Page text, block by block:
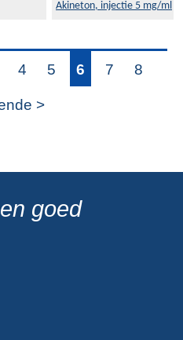
Akineton, injectie 5 mg/ml
4 5 6 7 8
>
goed